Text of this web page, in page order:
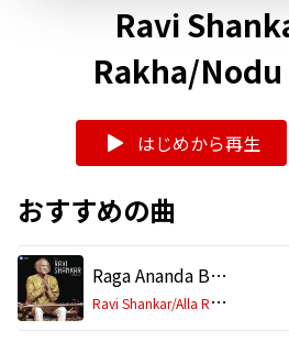
Ravi
Rakha/
はじめから再生
おすすめの曲
Raga Ananda Bhairava (1999 Remastered Version)
R
avi Shankar/Alla Rakha/Nodu Mullick